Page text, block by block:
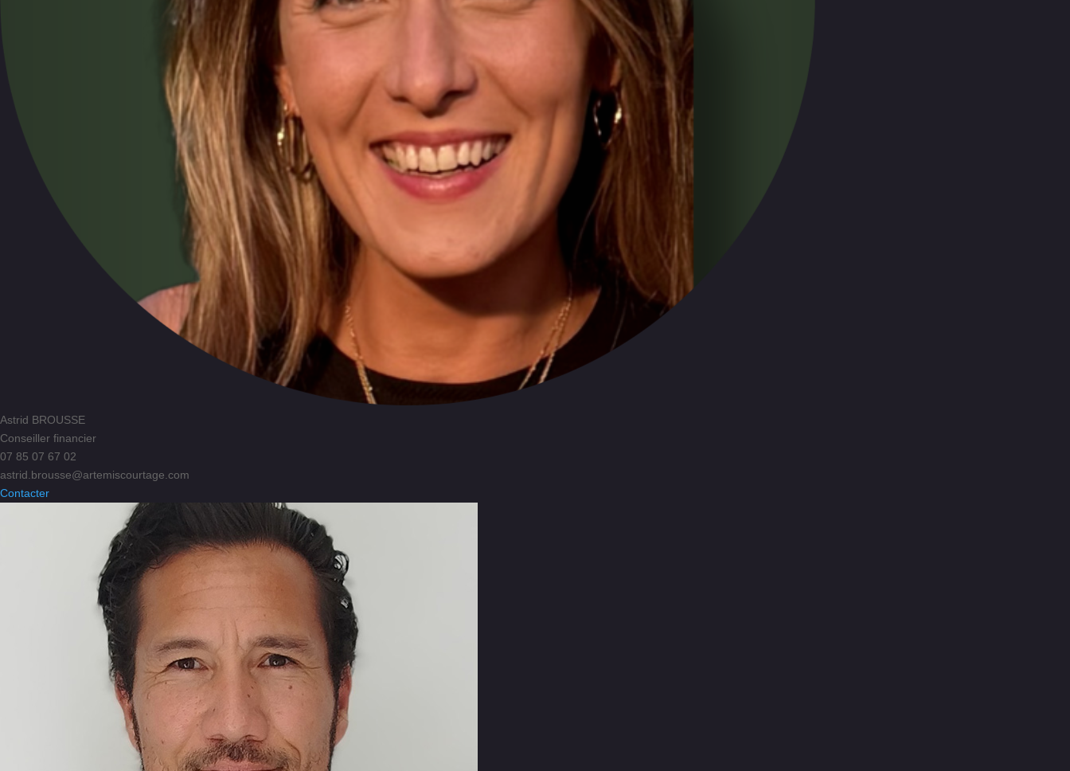
Astrid BROUSSE
Conseiller financier
07 85 07 67 02
astrid.brousse@artemiscourtage.com
Contacter